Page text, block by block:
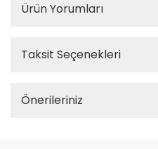
Ürün Yorumları
Taksit Seçenekleri
Önerileriniz